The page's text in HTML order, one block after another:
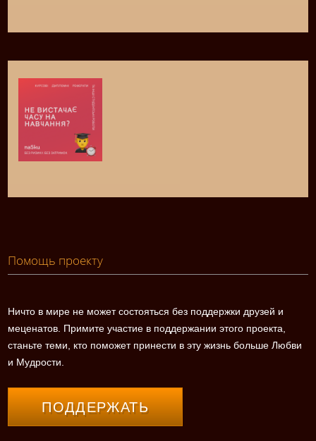
Помощь проекту
Ничто в мире не может состояться без поддержки друзей и
меценатов. Примите участие в поддержании этого проекта,
станьте теми, кто поможет принести в эту жизнь больше Любви
и Мудрости.
ПОДДЕРЖАТЬ